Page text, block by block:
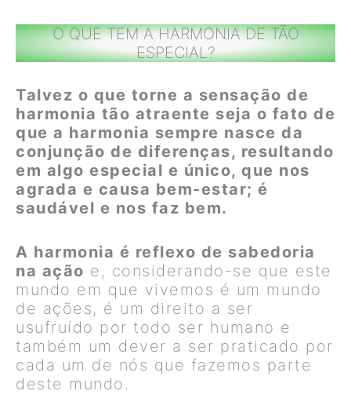
O QUE TEM A HARMONIA DE TÃO
ESPECIAL?
Talvez o que torne a sensação de
harmonia tão atraente seja o fato de
que a harmonia sempre nasce da
conjunção de diferenças, resultando
em algo especial e único, que nos
agrada e causa bem-estar; é
saudável e nos faz bem.
A harmonia é reflexo de sabedoria
na ação e, considerando-se que este
mundo em que vivemos é um mundo
de ações, é um direito a ser
usufruído por todo ser humano e
também um dever a ser praticado por
cada um de nós que fazemos parte
deste mundo.